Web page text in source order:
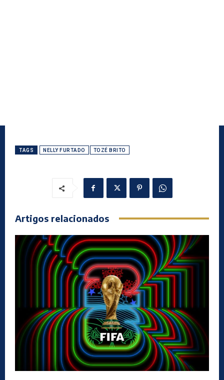
TAGS NELLY FURTADO TOZÉ BRITO
Artigos relacionados